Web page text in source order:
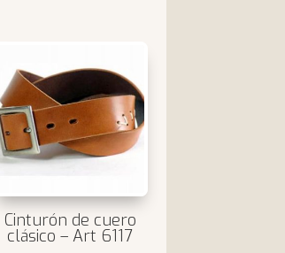
Cinturón de cuero
clásico – Art 6117